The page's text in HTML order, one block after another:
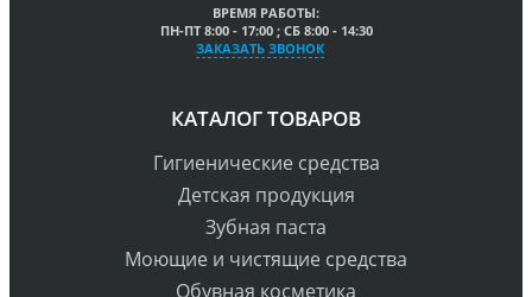
ВРЕМЯ РАБОТЫ:
ПН-ПТ 8:00 - 17:00 ; СБ 8:00 - 14:30
ЗАКАЗАТЬ ЗВОНОК
КАТАЛОГ ТОВАРОВ
Гигиенические средства
Детская продукция
Зубная паста
Моющие и чистящие средства
Обувная косметика